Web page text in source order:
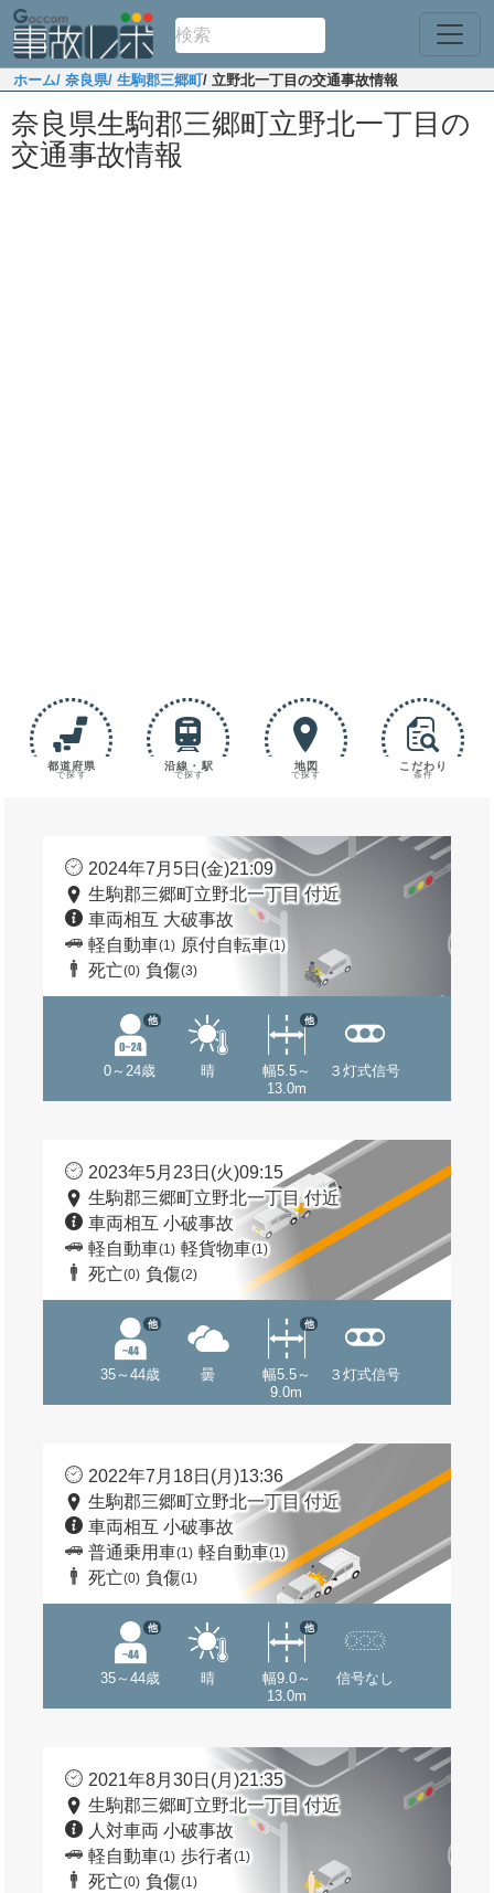
ホーム/ 奈良県/ 生駒郡三郷町/ 立野北一丁目の交通事故情報
奈良県生駒郡三郷町立野北一丁目の
交通事故情報
都道府県
で探す
沿線・駅
で探す
地図
で探す
こだわり
条件
2024年7月5日(金)21:09
生駒郡三郷町立野北一丁目 付近
車両相互 大破事故
軽自動車(1) 原付自転車(1)
死亡(0) 負傷(3)
0～24歳
他
晴
幅5.5～
13.0m
他
３灯式信号
2023年5月23日(火)09:15
生駒郡三郷町立野北一丁目 付近
車両相互 小破事故
軽自動車(1) 軽貨物車(1)
死亡(0) 負傷(2)
35～44歳
他
曇
幅5.5～
9.0m
他
３灯式信号
2022年7月18日(月)13:36
生駒郡三郷町立野北一丁目 付近
車両相互 小破事故
普通乗用車(1) 軽自動車(1)
死亡(0) 負傷(1)
35～44歳
他
晴
幅9.0～
13.0m
他
信号なし
2021年8月30日(月)21:35
生駒郡三郷町立野北一丁目 付近
人対車両 小破事故
軽自動車(1) 歩行者(1)
死亡(0) 負傷(1)